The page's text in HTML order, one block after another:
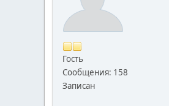
Гость
Сообщения: 158
Записан